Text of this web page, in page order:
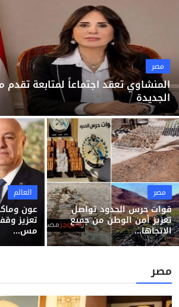
منوعات
مصر
المنشاوي تعقد اجتماعاً لمتابعة
الجديدة
مصر
قوات حرس الحدود تواصل
تعزيز أمن الوطن من جميع
الاتجاها...
العالم
عون
تعزيز
مس...
مصر